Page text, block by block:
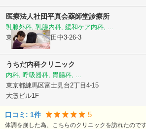
医療法人社団平真会薬師堂診療所
乳腺外科, 乳腺内科, 緩和ケア内科, ...
東京都練馬区南田中3-26-3
うちだ内科クリニック
内科, 呼吸器科, 胃腸科, ...
東京都練馬区富士見台2丁目4-15
大惣ビル1F
口コミ: 1件 5
体調を崩した為、こちらのクリニックを訪れたので